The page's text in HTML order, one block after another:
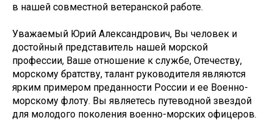
в нашей совместной ветеранской работе.
Уважаемый Юрий Александрович, Вы человек и
достойный представитель нашей морской
профессии, Ваше отношение к службе, Отечеству,
морскому братству, талант руководителя являются
ярким примером преданности России и ее Военно-
морскому флоту. Вы являетесь путеводной звездой
для молодого поколения военно-морских офицеров.